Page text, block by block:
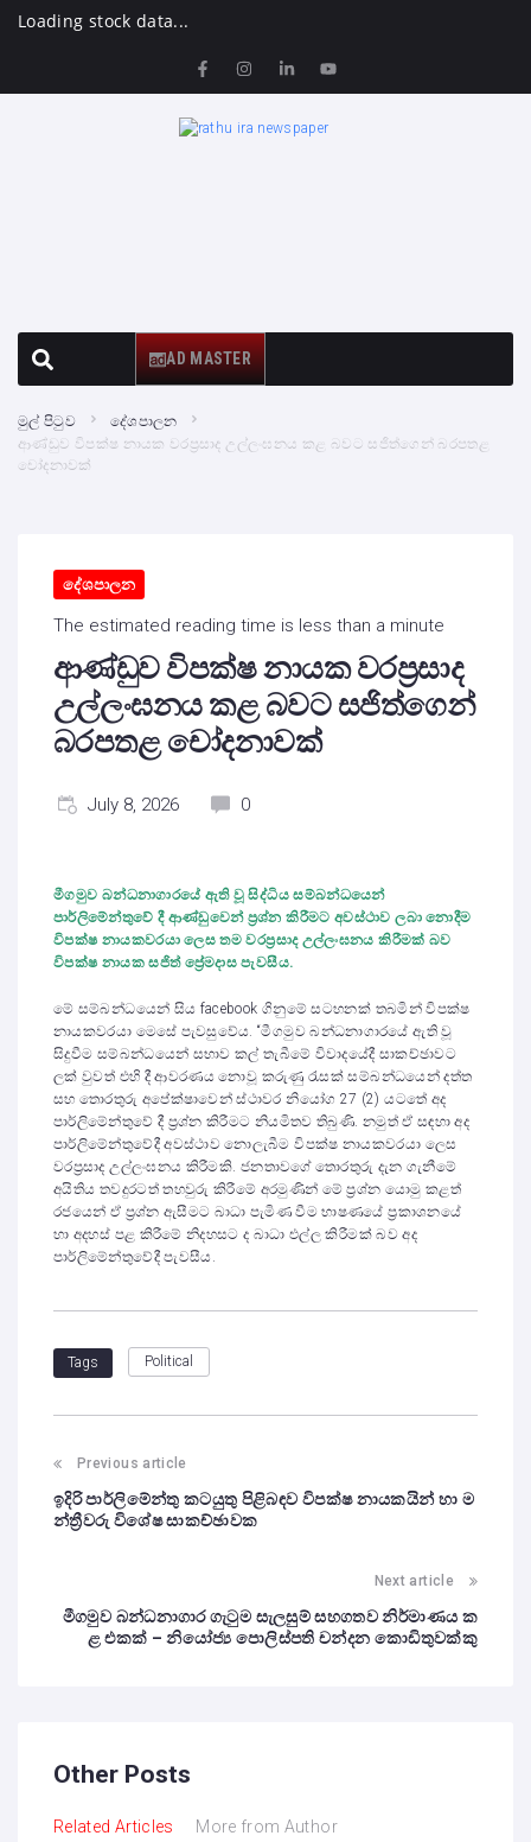
Loading stock data...
AD MASTER
මුල් පිටුව
දේශපාලන
ආණ්ඩුව විපක්ෂ නායක වරප්‍රසාද උල්ලංඝනය කළ බවට සජිත්ගෙන් බරපතළ
චෝදනාවක්
දේශපාලන
The estimated reading time is less than a minute
ආණ්ඩුව විපක්ෂ නායක වරප්‍රසාද
උල්ලංඝනය කළ බවට සජිත්ගෙන්
බරපතළ චෝදනාවක්
July 8, 2026 0
මීගමුව බන්ධනාගාරයේ ඇති වූ සිද්ධිය සම්බන්ධයෙන්
පාර්ලිමේන්තුවේ දී ආණ්ඩුවෙන් ප්‍රශ්න කිරීමට අවස්ථාව ලබා නොදීම
විපක්ෂ නායකවරයා ලෙස තම වරප්‍රසාද උල්ලංඝනය කිරීමක් බව
විපක්ෂ නායක සජිත් ප්‍රේමදාස පැවසීය.
මේ සම්බන්ධයෙන් සිය facebook ගිනුමේ සටහනක් තබමින් විපක්ෂ
නායකවරයා මෙසේ පැවසුවේය. “මීගමුව බන්ධනාගාරයේ ඇති වූ
සිදුවීම සම්බන්ධයෙන් සභාව කල් තැබීමේ විවාදයේදී සාකච්ඡාවට
ලක් වුවත් එහි දී ආවරණය නොවූ කරුණු රැසක් සම්බන්ධයෙන් දත්ත
සහ තොරතුරු අපේක්ෂාවෙන් ස්ථාවර නියෝග 27 (2) යටතේ අද
පාර්ලිමේන්තුවේ දී ප්‍රශ්න කිරීමට නියමිතව තිබුණි. නමුත් ඒ සඳහා අද
පාර්ලිමේන්තුවේදී අවස්ථාව නොලැබීම විපක්ෂ නායකවරයා ලෙස
වරප්‍රසාද උල්ලංඝනය කිරීමකි. ජනතාවගේ තොරතුරු දැන ගැනීමේ
අයිතිය තවදුරටත් තහවුරු කිරීමේ අරමුණින් මේ ප්‍රශ්න යොමු කළත්
රජයෙන් ඒ ප්‍රශ්න ඇසීමට බාධා පැමිණ වීම භාෂණයේ ප්‍රකාශනයේ
හා අදහස් පළ කිරීමේ නිදහසට ද බාධා එල්ල කිරීමක් බව අද
පාර්ලිමේන්තුවේදී පැවසීය.
Tags Political
Previous article
ඉදිරි පාර්ලිමේන්තු කටයුතු පිළිබඳව විපක්ෂ නායකයින් හා ම
න්ත්‍රීවරු විශේෂ සාකච්ඡාවක
Next article
මීගමුව බන්ධනාගාර ගැටුම සැලසුම් සහගතව නිර්මාණය ක
ළ එකක් – නියෝජ්‍ය පොලිස්පති චන්දන කොඩිතුවක්කු
Other Posts
Related Articles More from Author